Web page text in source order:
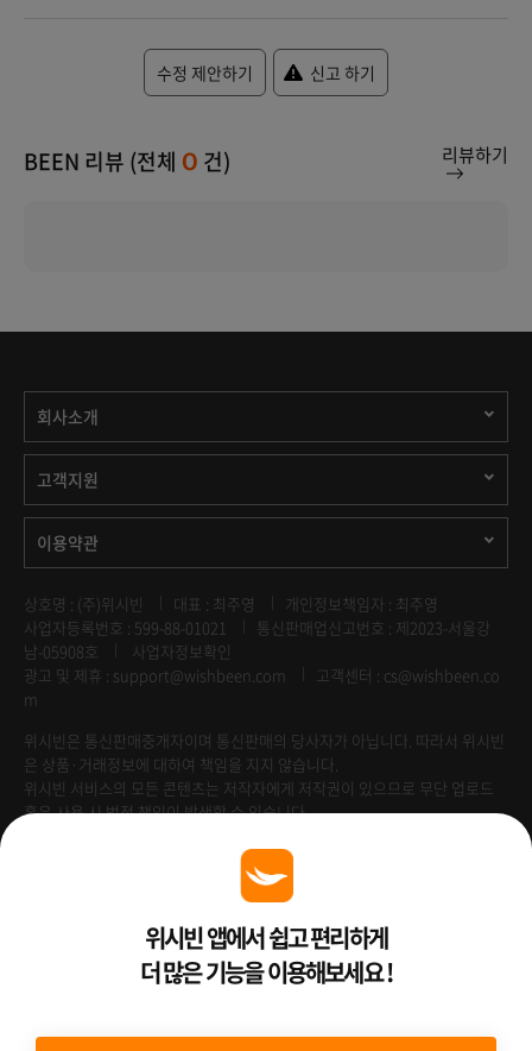
수정 제안하기 신고 하기
BEEN 리뷰 (전체 0 건) 리뷰하기
회사소개
고객지원
이용약관
상호명 : (주)위시빈 대표 : 최주영
개인정보책임자 : 최주영
사업자등록번호 : 599-88-01021
통신판매업신고번호 : 제2023-서울강
남-05908호
사업자정보확인
광고 및 제휴 : support@wishbeen.com
고객센터 : cs@wishbeen.co
m
위시빈은 통신판매중개자이며 통신판매의 당사자가 아닙니다. 따라서 위시빈
은 상품·거래정보에 대하여 책임을 지지 않습니다.
위시빈 서비스의 모든 콘텐츠는 저작자에게 저작권이 있으므로 무단 업로드
혹은 사용 시 법적 책임이 발생할 수 있습니다.
Venture Enterprise위시빈 앱에서 쉽고 편리하게
더 많은 기능을 이용해보세요 !